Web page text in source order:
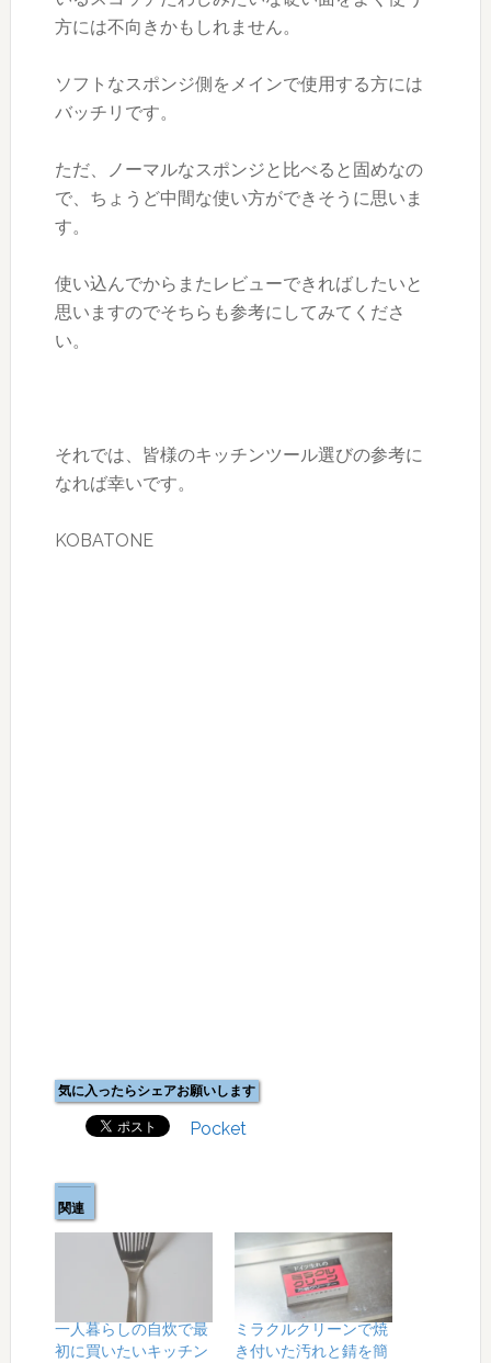
方には不向きかもしれません。
ソフトなスポンジ側をメインで使用する方には
バッチリです。
ただ、ノーマルなスポンジと比べると固めなの
で、ちょうど中間な使い方ができそうに思いま
す。
使い込んでからまたレビューできればしたいと
思いますのでそちらも参考にしてみてくださ
い。
それでは、皆様のキッチンツール選びの参考に
なれば幸いです。
KOBATONE
気に入ったらシェアお願いします
Pocket
関連
一人暮らしの自炊で最
初に買いたいキッチン
ミラクルクリーンで焼
き付いた汚れと錆を簡